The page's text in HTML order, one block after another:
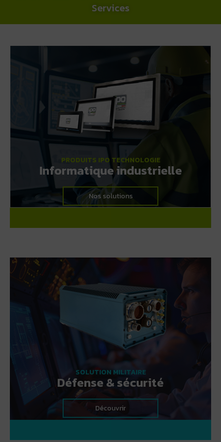
Services
PRODUITS IPO TECHNOLOGIE
Informatique industrielle
Nos solutions
IPO Technologie
conçoit et fabrique une gamme complète
de solutions d’informatique industrielle alliant robustesse,
performance et innovation, pour répondre aux besoins
spécifiques des environnements exigeants.
IPO Technologiepropose des
produits fiables et personnalisables, conçus pour optimiser
les processus industriels dans divers secteurs d'activité
industriel (100% digitalisées, zéro papier).
Nos produits
SOLUTION MILITAIRE
Défense & sécurité
Découvrir